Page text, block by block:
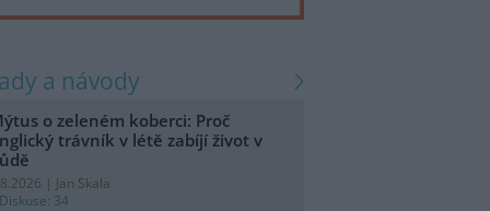
a návody
o zeleném koberci: Proč
trávník v létě zabíjí život v
| Jan Skala
Diskuse: 34